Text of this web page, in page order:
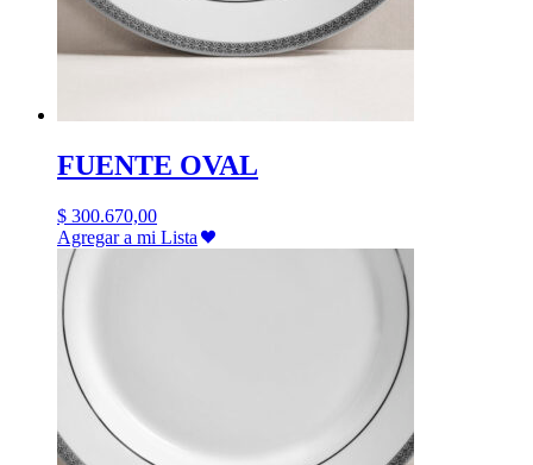
FUENTE OVAL
$ 300.670,00
Agregar a mi Lista